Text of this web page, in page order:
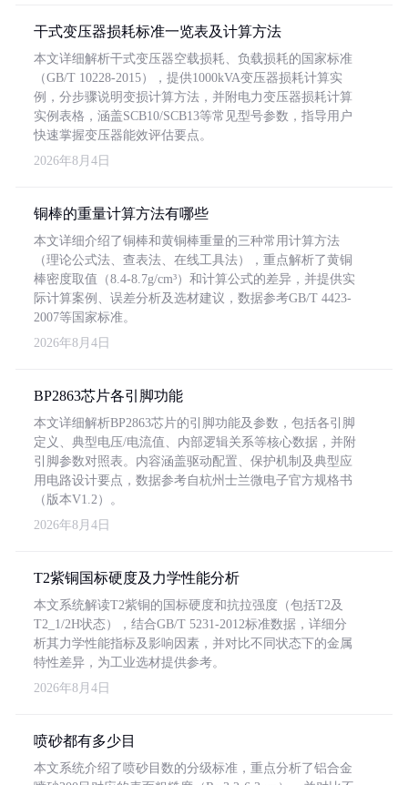
干式变压器损耗标准一览表及计算方法
本文详细解析干式变压器空载损耗、负载损耗的国家标准
（GB/T 10228-2015），提供1000kVA变压器损耗计算实
例，分步骤说明变损计算方法，并附电力变压器损耗计算
实例表格，涵盖SCB10/SCB13等常见型号参数，指导用户
快速掌握变压器能效评估要点。
2026年8月4日
铜棒的重量计算方法有哪些
本文详细介绍了铜棒和黄铜棒重量的三种常用计算方法
（理论公式法、查表法、在线工具法），重点解析了黄铜
棒密度取值（8.4-8.7g/cm³）和计算公式的差异，并提供实
际计算案例、误差分析及选材建议，数据参考GB/T 4423-
2007等国家标准。
2026年8月4日
BP2863芯片各引脚功能
本文详细解析BP2863芯片的引脚功能及参数，包括各引脚
定义、典型电压/电流值、内部逻辑关系等核心数据，并附
引脚参数对照表。内容涵盖驱动配置、保护机制及典型应
用电路设计要点，数据参考自杭州士兰微电子官方规格书
（版本V1.2）。
2026年8月4日
T2紫铜国标硬度及力学性能分析
本文系统解读T2紫铜的国标硬度和抗拉强度（包括T2及
T2_1/2H状态），结合GB/T 5231-2012标准数据，详细分
析其力学性能指标及影响因素，并对比不同状态下的金属
特性差异，为工业选材提供参考。
2026年8月4日
喷砂都有多少目
本文系统介绍了喷砂目数的分级标准，重点分析了铝合金